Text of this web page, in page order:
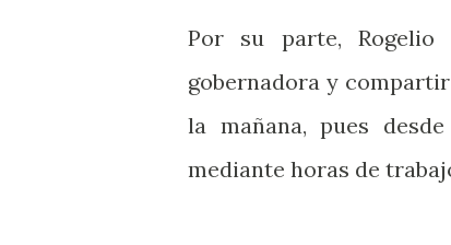
Por su parte,
gobernadora y
la mañana, pues
mediante horas de